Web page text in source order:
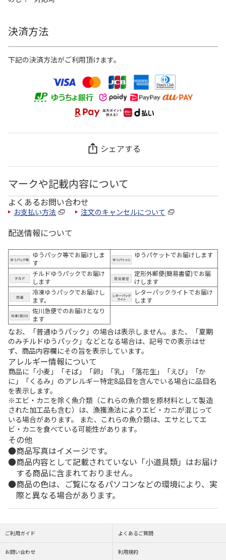
決済方法
下記の決済方法がご利用頂けます。
シェアする
マークや記載内容について
よくあるお問い合わせ
お支払い方法 注文のキャンセルについて
配送情報について
ゆうパック等でお届けしま
す
ゆうパケットでお届けします
チルドゆうパックでお届け
します
定形外郵便(簡易書留)でお届
けします
冷凍ゆうパックでお届けし
ます。
レターパックライトでお届け
します
佐川急便でのお届けとなり
ます
なお、「普通ゆうパック」の場合は表示しません。また、「夏期
のみチルドゆうパック」などとなる場合は、記号での表示はせ
ず、商品内容欄にその旨を表示しています。
アレルギー情報について
商品に「小麦」「そば」「卵」「乳」「落花生」「えび」「か
に」「くるみ」のアレルギー特定8品目を含んでいる場合に品目名
を表示します。
※エビ・カニを除く魚介類（これらの魚介類を原材料として製造
された加工品も含む）は、漁獲漁法によりエビ・カニが混じって
いる場合があります。 また、これらの魚介類は、エサとしてエ
ビ・カニを食べている可能性があります。
その他
商品写真はイメージです。
商品内容として記載されていない「小道具類」はお届け
する商品に含まれておりません。
商品の色は、ご覧になるパソコンなどの環境により、実
際と異なる場合があります。
ご利用ガイド よくあるご質問
お問い合わせ 利用規約